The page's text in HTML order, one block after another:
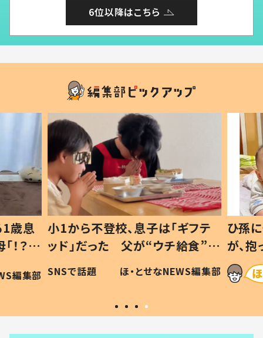
6位以降はこちら
歳息
？」
編集部
小1から不登校、息子は「ギフテ
ッド」だった 父が“ウチ給食”を
作り続ける理由とは #令和の親
#令和の子
SNSで話題 ほ・とせなNEWS編集部
ひ孫
が、
「涙
い」